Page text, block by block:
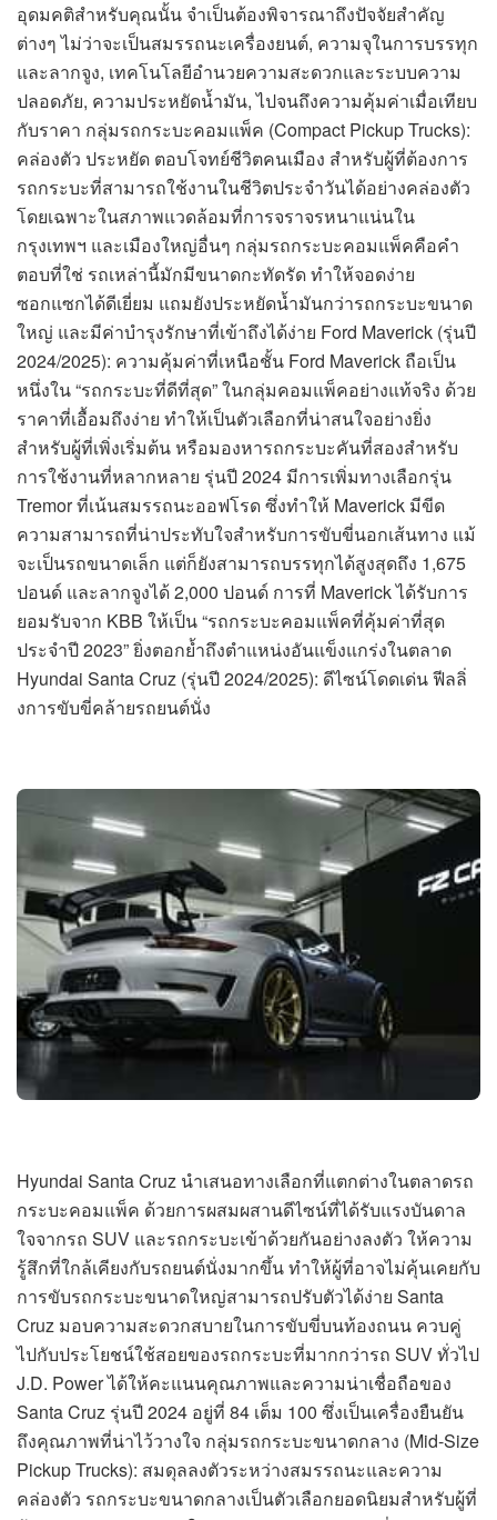
อุดมคติสำหรับคุณนั้น จำเป็นต้องพิจารณาถึงปัจจัยสำคัญ
ต่างๆ ไม่ว่าจะเป็นสมรรถนะเครื่องยนต์, ความจุในการบรรทุก
และลากจูง, เทคโนโลยีอำนวยความสะดวกและระบบความ
ปลอดภัย, ความประหยัดน้ำมัน, ไปจนถึงความคุ้มค่าเมื่อเทียบ
กับราคา กลุ่มรถกระบะคอมแพ็ค (Compact Pickup Trucks):
คล่องตัว ประหยัด ตอบโจทย์ชีวิตคนเมือง สำหรับผู้ที่ต้องการ
รถกระบะที่สามารถใช้งานในชีวิตประจำวันได้อย่างคล่องตัว
โดยเฉพาะในสภาพแวดล้อมที่การจราจรหนาแน่นใน
กรุงเทพฯ และเมืองใหญ่อื่นๆ กลุ่มรถกระบะคอมแพ็คคือคำ
ตอบที่ใช่ รถเหล่านี้มักมีขนาดกะทัดรัด ทำให้จอดง่าย
ซอกแซกได้ดีเยี่ยม แถมยังประหยัดน้ำมันกว่ารถกระบะขนาด
ใหญ่ และมีค่าบำรุงรักษาที่เข้าถึงได้ง่าย Ford Maverick (รุ่นปี
2024/2025): ความคุ้มค่าที่เหนือชั้น Ford Maverick ถือเป็น
หนึ่งใน “รถกระบะที่ดีที่สุด” ในกลุ่มคอมแพ็คอย่างแท้จริง ด้วย
ราคาที่เอื้อมถึงง่าย ทำให้เป็นตัวเลือกที่น่าสนใจอย่างยิ่ง
สำหรับผู้ที่เพิ่งเริ่มต้น หรือมองหารถกระบะคันที่สองสำหรับ
การใช้งานที่หลากหลาย รุ่นปี 2024 มีการเพิ่มทางเลือกรุ่น
Tremor ที่เน้นสมรรถนะออฟโรด ซึ่งทำให้ Maverick มีขีด
ความสามารถที่น่าประทับใจสำหรับการขับขี่นอกเส้นทาง แม้
จะเป็นรถขนาดเล็ก แต่ก็ยังสามารถบรรทุกได้สูงสุดถึง 1,675
ปอนด์ และลากจูงได้ 2,000 ปอนด์ การที่ Maverick ได้รับการ
ยอมรับจาก KBB ให้เป็น “รถกระบะคอมแพ็คที่คุ้มค่าที่สุด
ประจำปี 2023” ยิ่งตอกย้ำถึงตำแหน่งอันแข็งแกร่งในตลาด
Hyundai Santa Cruz (รุ่นปี 2024/2025): ดีไซน์โดดเด่น ฟีลลิ่
งการขับขี่คล้ายรถยนต์นั่ง
Hyundai Santa Cruz นำเสนอทางเลือกที่แตกต่างในตลาดรถ
กระบะคอมแพ็ค ด้วยการผสมผสานดีไซน์ที่ได้รับแรงบันดาล
ใจจากรถ SUV และรถกระบะเข้าด้วยกันอย่างลงตัว ให้ความ
รู้สึกที่ใกล้เคียงกับรถยนต์นั่งมากขึ้น ทำให้ผู้ที่อาจไม่คุ้นเคยกับ
การขับรถกระบะขนาดใหญ่สามารถปรับตัวได้ง่าย Santa
Cruz มอบความสะดวกสบายในการขับขี่บนท้องถนน ควบคู่
ไปกับประโยชน์ใช้สอยของรถกระบะที่มากกว่ารถ SUV ทั่วไป
J.D. Power ได้ให้คะแนนคุณภาพและความน่าเชื่อถือของ
Santa Cruz รุ่นปี 2024 อยู่ที่ 84 เต็ม 100 ซึ่งเป็นเครื่องยืนยัน
ถึงคุณภาพที่น่าไว้วางใจ กลุ่มรถกระบะขนาดกลาง (Mid-Size
Pickup Trucks): สมดุลลงตัวระหว่างสมรรถนะและความ
คล่องตัว รถกระบะขนาดกลางเป็นตัวเลือกยอดนิยมสำหรับผู้ที่